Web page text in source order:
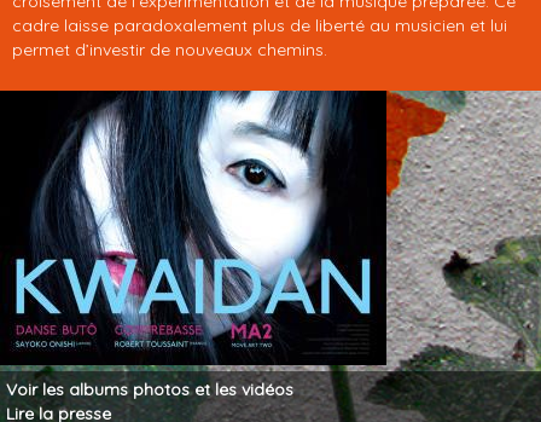
cadre laisse paradoxalement plus de liberté au musicien et lui
permet d’investir de nouveaux chemins.
Voirles albums photosetles vidéos
Lirela presse